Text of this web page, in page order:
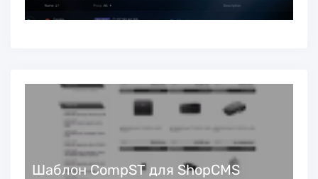
Шаблон CompST для ShopCMS